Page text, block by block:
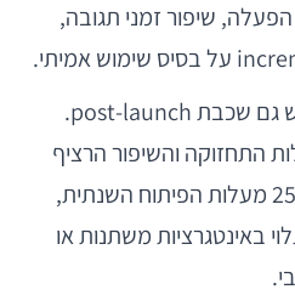
שיפור זמני תגובה,
בפועל, ראוי לתקצב מראש גם שכבת post-launch.
התחזוקה והשיפור הרציף
יכולה לנוע סביב 15%–25% מעלות הפיתוח השנתית,
באינטגרציות משתנות או